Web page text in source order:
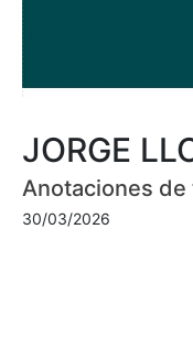
JORGE
Anotaciones
30/03/2026